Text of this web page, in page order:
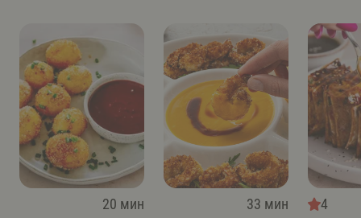
20 мин 33 мин 4